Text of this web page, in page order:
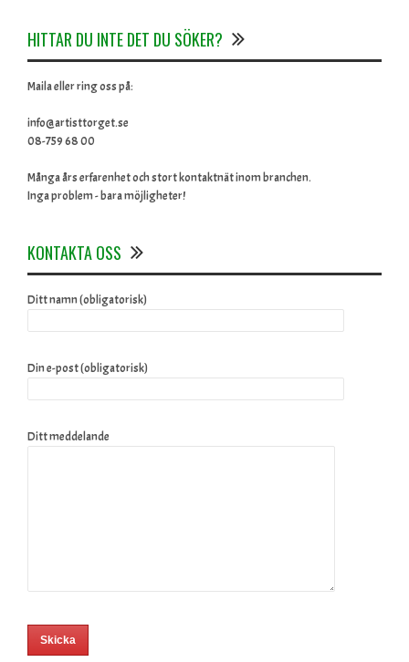
HITTAR DU INTE DET DU SÖKER?
Maila eller ring oss på:
info@artisttorget.se
08-759 68 00
Många års erfarenhet och stort kontaktnät inom branchen.
Inga problem - bara möjligheter!
KONTAKTA OSS
Ditt namn (obligatorisk)
Din e-post (obligatorisk)
Ditt meddelande